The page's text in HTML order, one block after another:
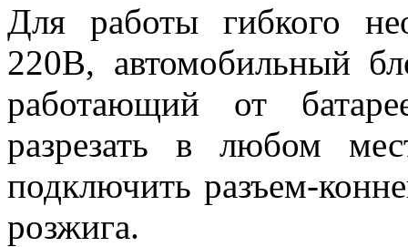
Для работы гибкого
220В, автомобильный
работающий от
разрезать в любом
подключить разъем-
розжига.